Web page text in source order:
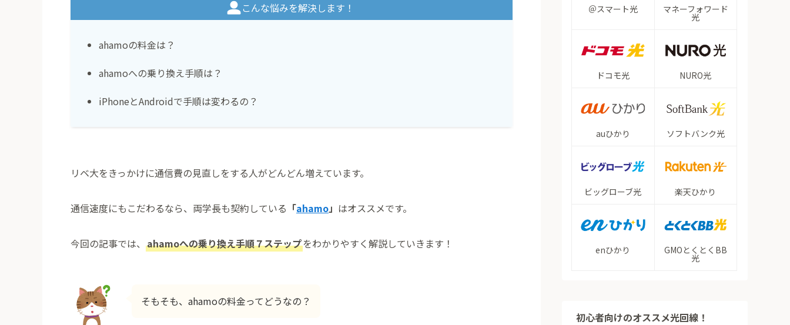
こんな悩みを解決します！
ahamoの料金は？
ahamoへの乗り換え手順は？
iPhoneとAndroidで手順は変わるの？
リベ大をきっかけに通信費の見直しをする人がどんどん増えています。
通信速度にもこだわるなら、両学長も契約している 「ahamo」 はオススメです。
今回の記事では、 ahamoへの乗り換え手順７ステップをわかりやすく解説していきます！
そもそも、ahamoの料金ってどうなの？
＠スマート光 マネーフォワード
光
ドコモ光 NURO光
auひかり ソフトバンク光
ビッグローブ光 楽天ひかり
enひかり GMOとくとくBB
光
初心者向けのオススメ光回線！